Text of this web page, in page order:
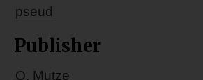
pseud
Publisher
O. Mutze